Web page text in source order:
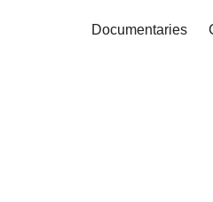
Documentaries